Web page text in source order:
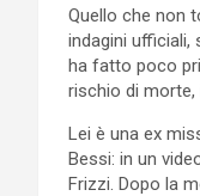
Quello che non
indagini ufficiali,
ha fatto poco
rischio di morte,
Lei è una ex
Bessi: in un
Frizzi. Dopo la